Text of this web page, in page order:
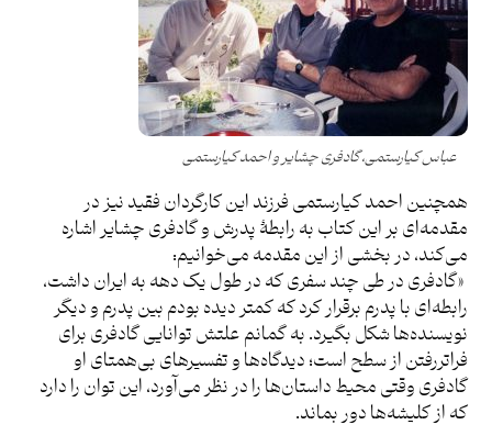
عباس کیارستمی، گادفری چشایر و احمد کیارستمی
همچنین احمد کیارستمی فرزند این کارگردان فقید نیز در
مقدمه‌ای بر این کتاب به رابطۀ پدرش و گادفری چشایر اشاره
می‌کند، در بخشی از این مقدمه می‌خوانیم:
«گادفری در طی چند سفری که در طول یک دهه به ایران داشت،
رابطه‌ای با پدرم برقرار کرد که کمتر دیده بودم بین پدرم و دیگر
نویسنده‌ها شکل بگیرد. به گمانم علتش توانایی گادفری برای
فراتررفتن از سطح است؛ دیدگاه‌ها و تفسیرهای بی‌همتای او
گادفری وقتی محیط داستان‌ها را در نظر می‌آورد، این توان را دارد
که از کلیشه‌ها دور بماند.